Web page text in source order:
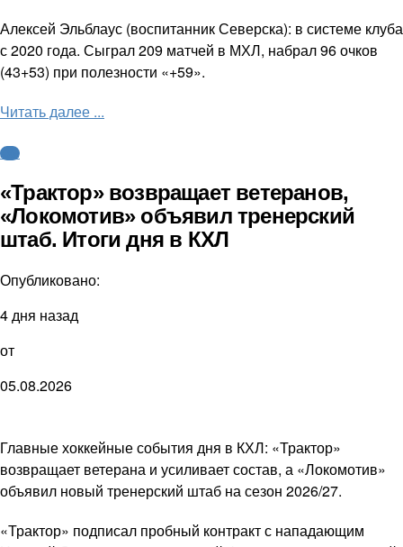
Алексей Эльблаус (воспитанник Северска): в системе клуба
с 2020 года. Сыграл 209 матчей в МХЛ, набрал 96 очков
(43+53) при полезности «+59».
Читать далее ...
КХЛ
«Трактор» возвращает ветеранов,
«Локомотив» объявил тренерский
штаб. Итоги дня в КХЛ
Опубликовано:
4 дня назад
от
05.08.2026
Главные хоккейные события дня в КХЛ: «Трактор»
возвращает ветерана и усиливает состав, а «Локомотив»
объявил новый тренерский штаб на сезон 2026/27.
«Трактор» подписал пробный контракт с нападающим